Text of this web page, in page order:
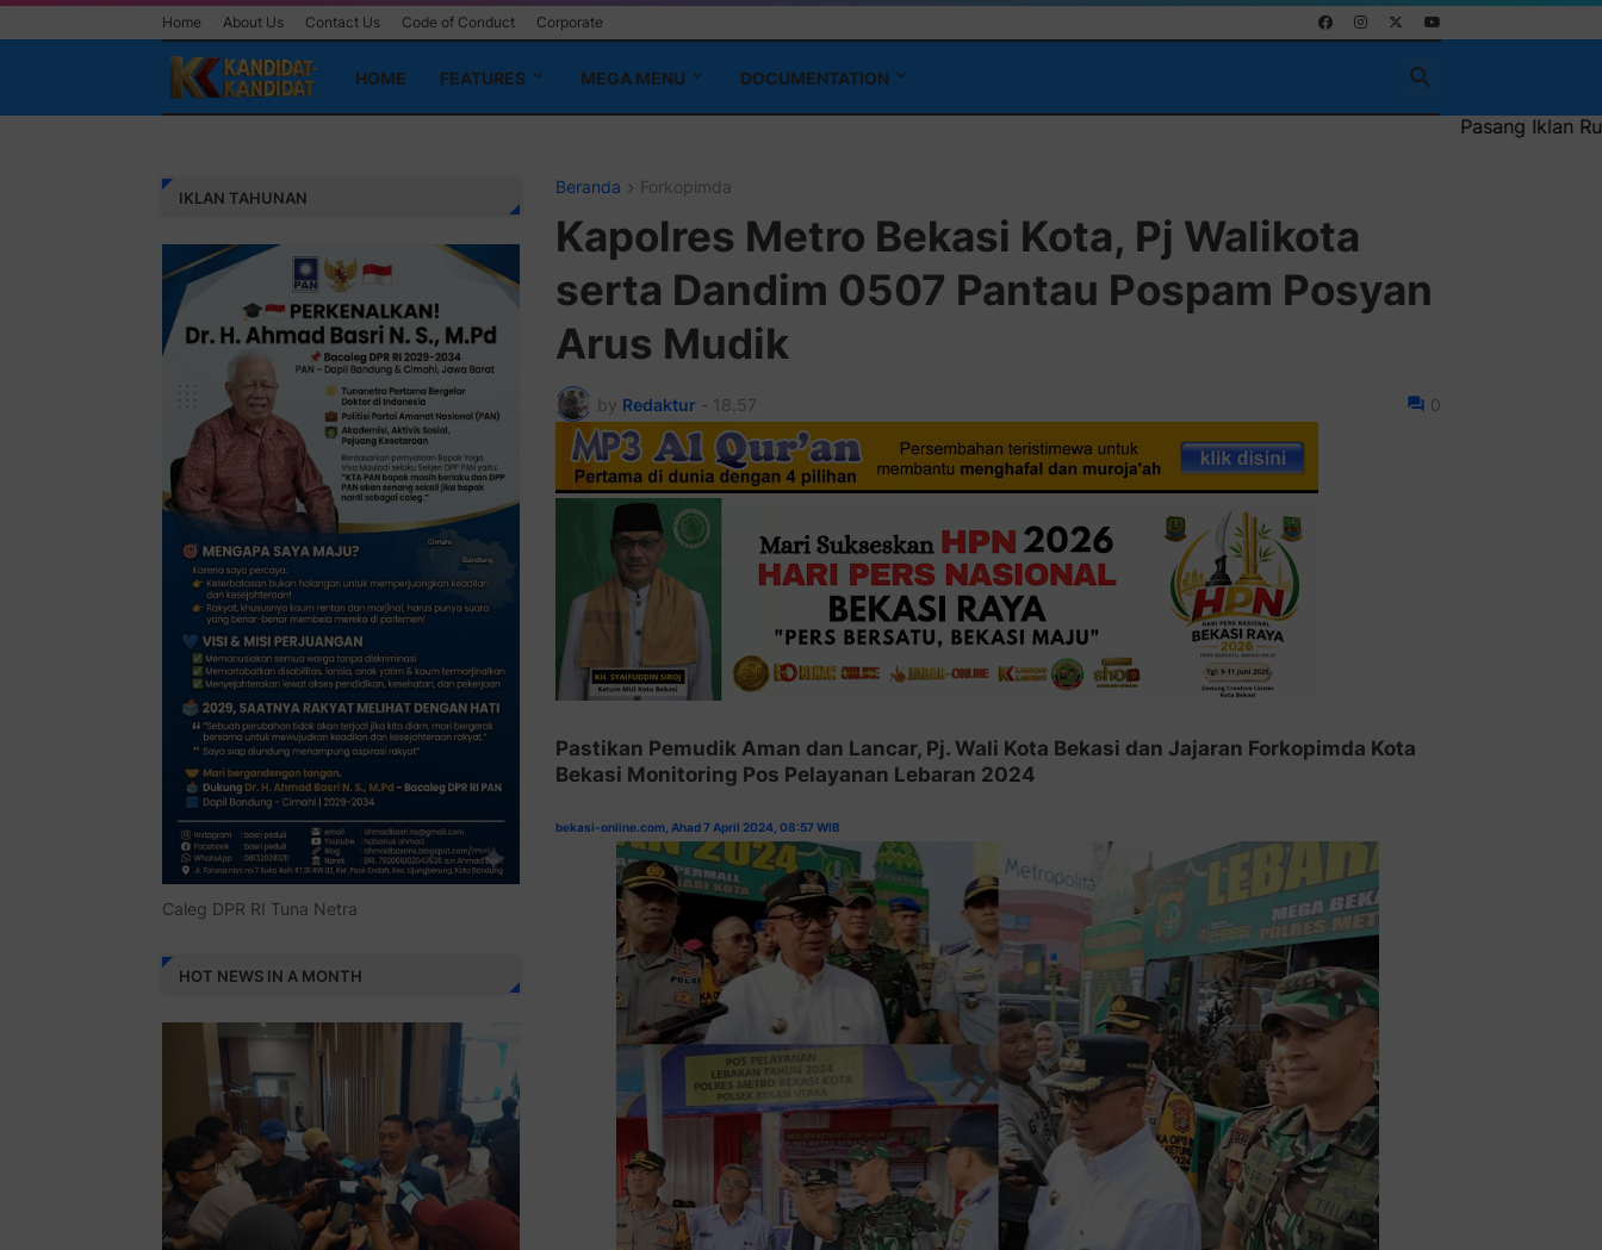
Home About Us Contact Us Code of Conduct Corporate
HOME FEATURES MEGA MENU DOCUMENTATION
Pasang Iklan Running Text Anda di sini
Beranda Forkopimda
Kapolres Metro Bekasi Kota, Pj Walikota
serta Dandim 0507 Pantau Pospam Posyan
Arus Mudik
by Redaktur - 18.57 0
Pastikan Pemudik Aman dan Lancar, Pj. Wali Kota Bekasi dan Jajaran Forkopimda Kota
Bekasi Monitoring Pos Pelayanan Lebaran 2024
bekasi-online.com, Ahad 7 April 2024, 08:57 WIB
IKLAN TAHUNAN
Caleg DPR RI Tuna Netra
HOT NEWS IN A MONTH